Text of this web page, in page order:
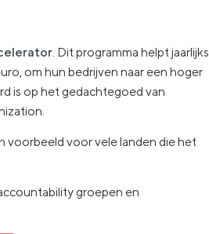
. Dit programma helpt jaarlijks
om hun bedrijven naar een hoger
is op het gedachtegoed van
voorbeeld voor vele landen die het
groepen en